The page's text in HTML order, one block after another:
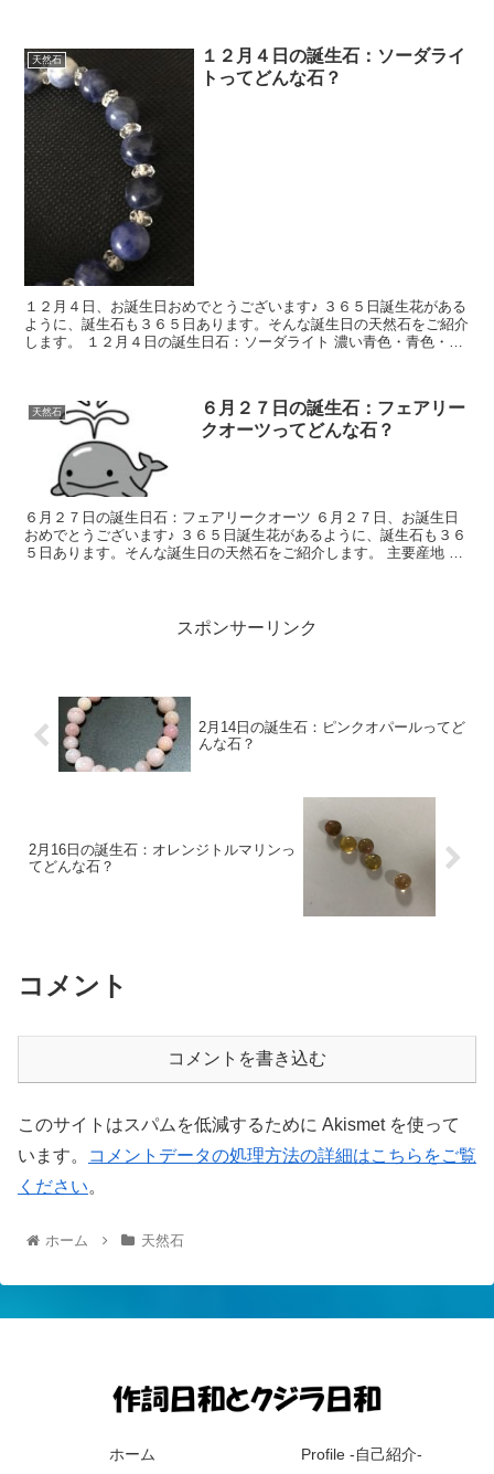
天然石
１２月４日の誕生石：ソーダライ
トってどんな石？
１２月４日、お誕生日おめでとうございます♪ ３６５日誕生花がある
ように、誕生石も３６５日あります。そんな誕生日の天然石をご紹介
します。 １２月４日の誕生日石：ソーダライト 濃い青色・青色・薄
天然石
６月２７日の誕生石：フェアリー
クオーツってどんな石？
６月２７日の誕生日石：フェアリークオーツ ６月２７日、お誕生日
おめでとうございます♪ ３６５日誕生花があるように、誕生石も３６
５日あります。そんな誕生日の天然石をご紹介します。 主要産地 南
スポンサーリンク
2月14日の誕生石：ピンクオパールってど
んな石？
2月16日の誕生石：オレンジトルマリンっ
てどんな石？
コメント
コメントを書き込む
このサイトはスパムを低減するために Akismet を使って
います。
コメントデータの処理方法の詳細はこちらをご覧
ください。
ホーム 天然石
ホーム Profile -自己紹介-